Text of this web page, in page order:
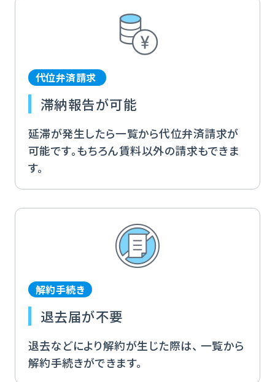
代位弁済請求
滞納報告が可能
延滞が発生したら一覧から代位弁済請求が
可能です。もちろん賃料以外の請求もできま
す。
解約手続き
退去届が不要
退去などにより解約が生じた際は、 一覧から
解約手続きができます。